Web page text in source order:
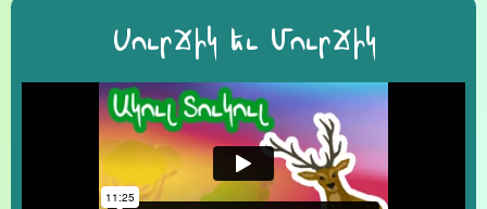
Սուրճիկ եւ Մուրճիկ